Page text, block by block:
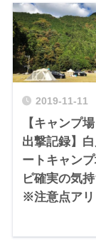
2019-11-11
【キャンプ
出撃記録】
ートキャン
ピ確実の気
※注意点アリ